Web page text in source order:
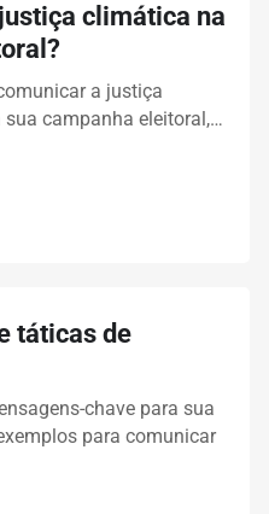
climática na
a justiça
campanha eleitoral,…
táticas de
chave para sua
para comunicar